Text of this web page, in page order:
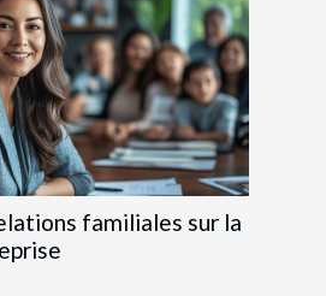
familiales sur la